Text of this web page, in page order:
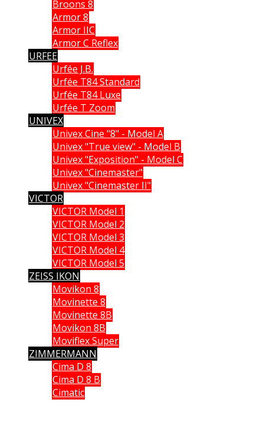
Broons 8
Armor 8
Armor IIC
Armor C Reflex
URFEE
Urfée J.B.
Urfée T84 Standard
Urfée T84 Luxe
Urfée T Zoom
UNIVEX
Univex Cine "8" - Model A
Univex "True view" - Model B
Univex "Exposition" - Model C
Univex "Cinemaster"
Univex "Cinemaster II"
VICTOR
VICTOR Model 1
VICTOR Model 2
VICTOR Model 3
VICTOR Model 4
VICTOR Model 5
ZEISS IKON
Movikon 8
Movinette 8
Movinette 8B
Movikon 8B
Moviflex Super
ZIMMERMANN
Cima D 8
Cima D 8 B
Cimatic